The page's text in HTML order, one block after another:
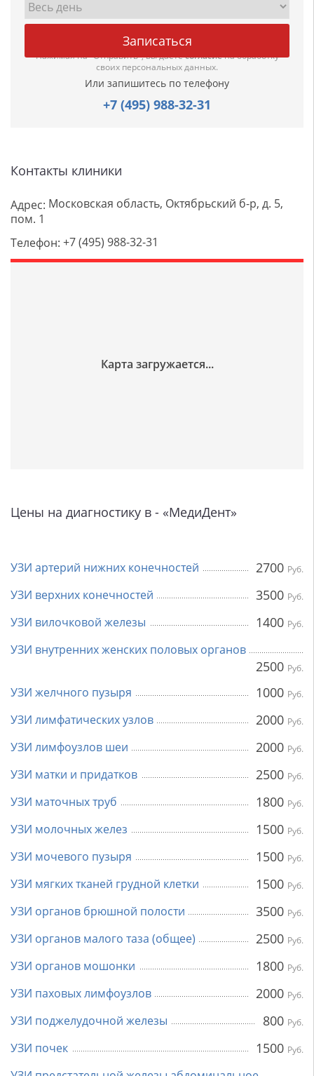
Нажимая на "Отправить", вы даетесогласиена обработку
своих персональных данных.
Или запишитесь по телефону
+7 (495) 988-32-31
Контакты клиники
Адрес: Московская область, Октябрьский б-р, д. 5,
пом. 1
Телефон: +7 (495) 988-32-31
Цены на диагностику в - «МедиДент»
УЗИ артерий нижних конечностей 2700 Руб.
УЗИ верхних конечностей 3500 Руб.
УЗИ вилочковой железы 1400 Руб.
УЗИ внутренних женских половых органов
2500 Руб.
УЗИ желчного пузыря 1000 Руб.
УЗИ лимфатических узлов 2000 Руб.
УЗИ лимфоузлов шеи 2000 Руб.
УЗИ матки и придатков 2500 Руб.
УЗИ маточных труб 1800 Руб.
УЗИ молочных желез 1500 Руб.
УЗИ мочевого пузыря 1500 Руб.
УЗИ мягких тканей грудной клетки 1500 Руб.
УЗИ органов брюшной полости 3500 Руб.
УЗИ органов малого таза (общее) 2500 Руб.
УЗИ органов мошонки 1800 Руб.
УЗИ паховых лимфоузлов 2000 Руб.
УЗИ поджелудочной железы 800 Руб.
УЗИ почек 1500 Руб.